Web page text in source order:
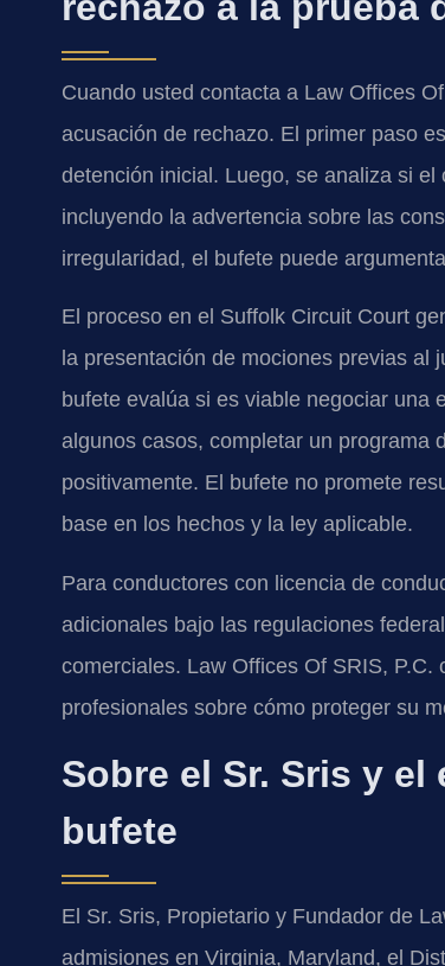
Cuando usted contacta a Law Offices
acusación de rechazo. El primer paso
detención inicial. Luego, se analiza si
incluyendo la advertencia sobre las
irregularidad, el bufete puede
El proceso en el Suffolk Circuit Court
la presentación de mociones previas al
bufete evalúa si es viable negociar una
algunos casos, completar un programa
positivamente. El bufete no promete
base en los hechos y la ley aplicable.
Para conductores con licencia de
adicionales bajo las regulaciones
comerciales. Law Offices Of SRIS,
profesionales sobre cómo proteger su
Sobre el Sr. Sris y
bufete
El Sr. Sris, Propietario y Fundador de
admisiones en Virginia, Maryland, el